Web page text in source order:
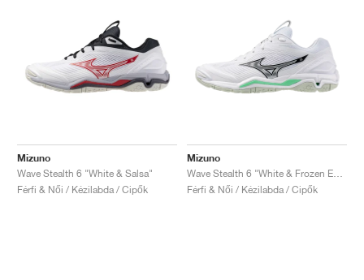
Mizuno
Wave Stealth 6 "White & Salsa"
Férfi & Női / Kézilabda / Cipők
Mizuno
Férfi & Női / Kézilabda / Cipők